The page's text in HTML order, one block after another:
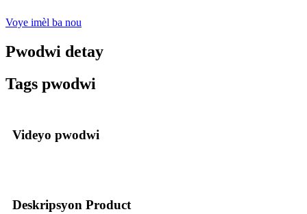
Voye imèl ba nou
Pwodwi detay
Tags pwodwi
Videyo pwodwi
Deskripsyon Product